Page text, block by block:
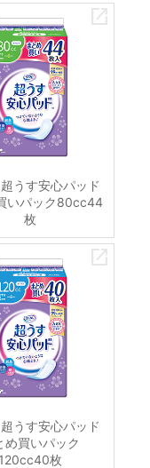
うす安心パッド
いパック80cc44
枚
うす安心パッド
め買いパック
120cc40枚